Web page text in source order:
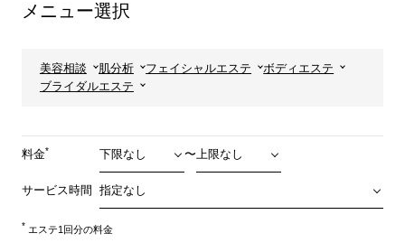
メニュー選択
美容相談 肌分析 フェイシャルエステ
ボディエステ
ブライダルエステ
料金* 〜
サービス時間
* エステ1回分の料金